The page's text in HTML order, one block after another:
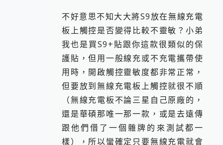
不好意思不知大大將S9放在無線充電
板上觸控是否變得比較不靈敏？小弟
我也是買S9+貼跟你這款很類似的保
護貼，但用一般線充或不充電攜帶使
用時，開啟觸控靈敏度都非常正常，
但要放到無線充電板上觸控就很不順
（無線充電板不論三星自己原廠的，
還是華碩那唯一那一款，或是去遠傳
跟他們借了一個雜牌的來測試都一
樣），所以蠻確定只要無線充電就會